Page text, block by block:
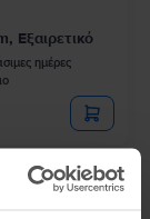
Εξαιρετικό
ημέρες